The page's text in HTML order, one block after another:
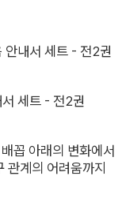
안내서 세트 - 전2권
세트 - 전2권
꼽 아래의 변화에서
관계의 어려움까지